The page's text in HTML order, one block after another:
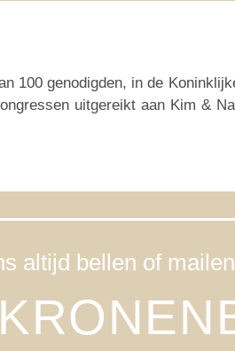
100 genodigden, in de
uitgereikt aan Kim &
altijd bellen of